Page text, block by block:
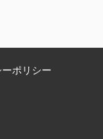
ポリシー